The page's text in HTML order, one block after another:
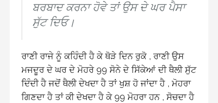
ਬਰਬਾਦ ਕਰਨਾ ਹੋਵੇ ਤਾਂ ਉਸ ਦੇ ਘਰ ਪੈਸਾ
ਸੁੱਟ ਦਿਓ।
ਰਾਣੀ ਰਾਜੇ ਨੂੰ ਕਹਿੰਦੀ ਹੈ ਕੇ ਥੋੜੇ ਦਿਨ ਰੁਕੋ , ਰਾਣੀ ਉਸ
ਮਜਦੂਰ ਦੇ ਘਰ ਦੇ ਮੋਹਰੇ 99 ਸੋਨੇ ਦੇ ਸਿੱਕੇਆਂ ਦੀ ਥੈਲੀ ਸੁੱਟ
ਦਿੰਦੀ ਹੈ ਜਦੋਂ ਥੈਲੀ ਦੇਖਦਾ ਹੈ ਤਾਂ ਖੁਸ਼ ਹੋ ਜਾਂਦਾ ਹੈ , ਮੋਹਰਾ
ਗਿਣਦਾ ਹੈ ਤਾਂ ਕੀ ਦੇਖਦਾ ਹੈ ਕੇ 99 ਮੋਹਰਾ ਹਨ , ਸੋਚਦਾ ਹੈ